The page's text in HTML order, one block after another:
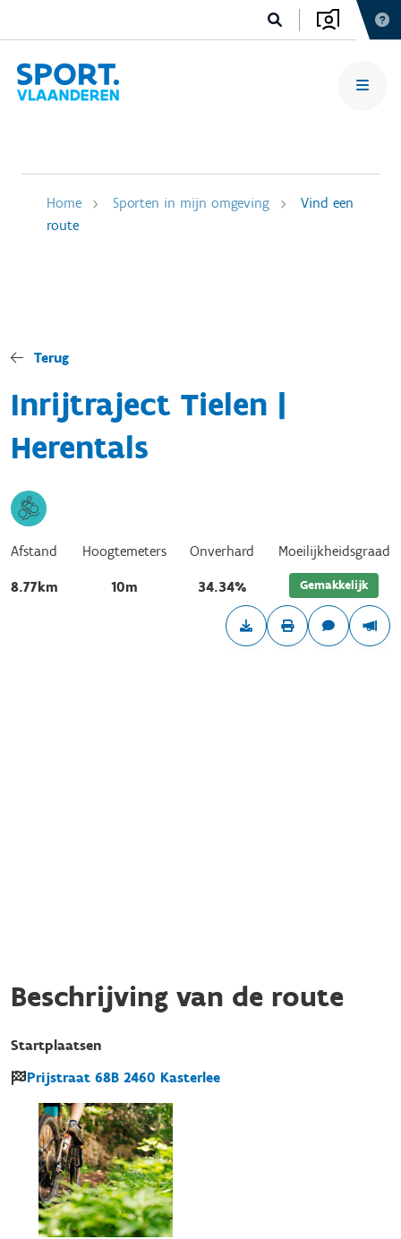
Home Sporten in mijn omgeving
Vind een
route
Terug
Inrijtraject Tielen |
Herentals
Afstand
8.77km
Hoogtemeters
10m
Onverhard
34.34%
Moeilijkheidsgraad
Gemakkelijk
Beschrijving van de route
Startplaatsen
Prijstraat 68B 2460 Kasterlee